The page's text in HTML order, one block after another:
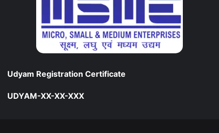
Udyam Registration Certificate
UDYAM-XX-XX-XXX